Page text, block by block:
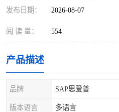
发布日期： 2026-08-07
阅 读 量： 554
产品描述
品牌 SAP思爱普
版本语言 多语言